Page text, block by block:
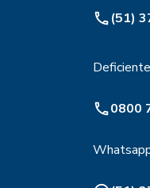
(51)
0800